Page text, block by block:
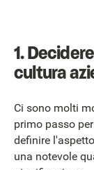
1.
cultura
Ci sono molti
primo passo
definire
una notevole